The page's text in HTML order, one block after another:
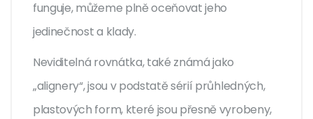
funguje, můžeme plně oceňovat jeho
jedinečnost a klady.
Neviditelná rovnátka, také známá jako
„alignery“, jsou v podstatě sérií průhledných,
plastových form, které jsou přesně vyrobeny,